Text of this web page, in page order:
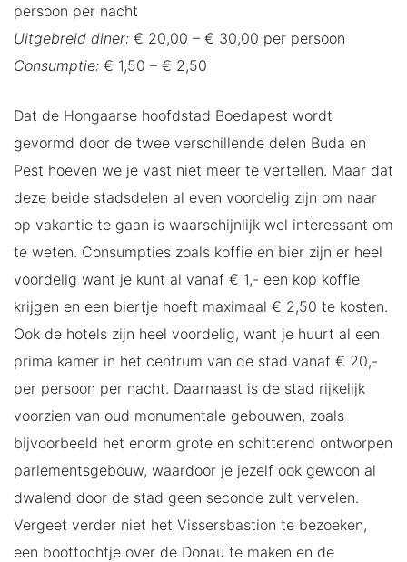
persoon per nacht
Uitgebreid diner: € 20,00 – € 30,00 per persoon
Consumptie: € 1,50 – € 2,50
Dat de Hongaarse hoofdstad Boedapest wordt
gevormd door de twee verschillende delen Buda en
Pest hoeven we je vast niet meer te vertellen. Maar dat
deze beide stadsdelen al even voordelig zijn om naar
op vakantie te gaan is waarschijnlijk wel interessant om
te weten. Consumpties zoals koffie en bier zijn er heel
voordelig want je kunt al vanaf € 1,- een kop koffie
krijgen en een biertje hoeft maximaal € 2,50 te kosten.
Ook de hotels zijn heel voordelig, want je huurt al een
prima kamer in het centrum van de stad vanaf € 20,-
per persoon per nacht. Daarnaast is de stad rijkelijk
voorzien van oud monumentale gebouwen, zoals
bijvoorbeeld het enorm grote en schitterend ontworpen
parlementsgebouw, waardoor je jezelf ook gewoon al
dwalend door de stad geen seconde zult vervelen.
Vergeet verder niet het Vissersbastion te bezoeken,
een boottochtje over de Donau te maken en de